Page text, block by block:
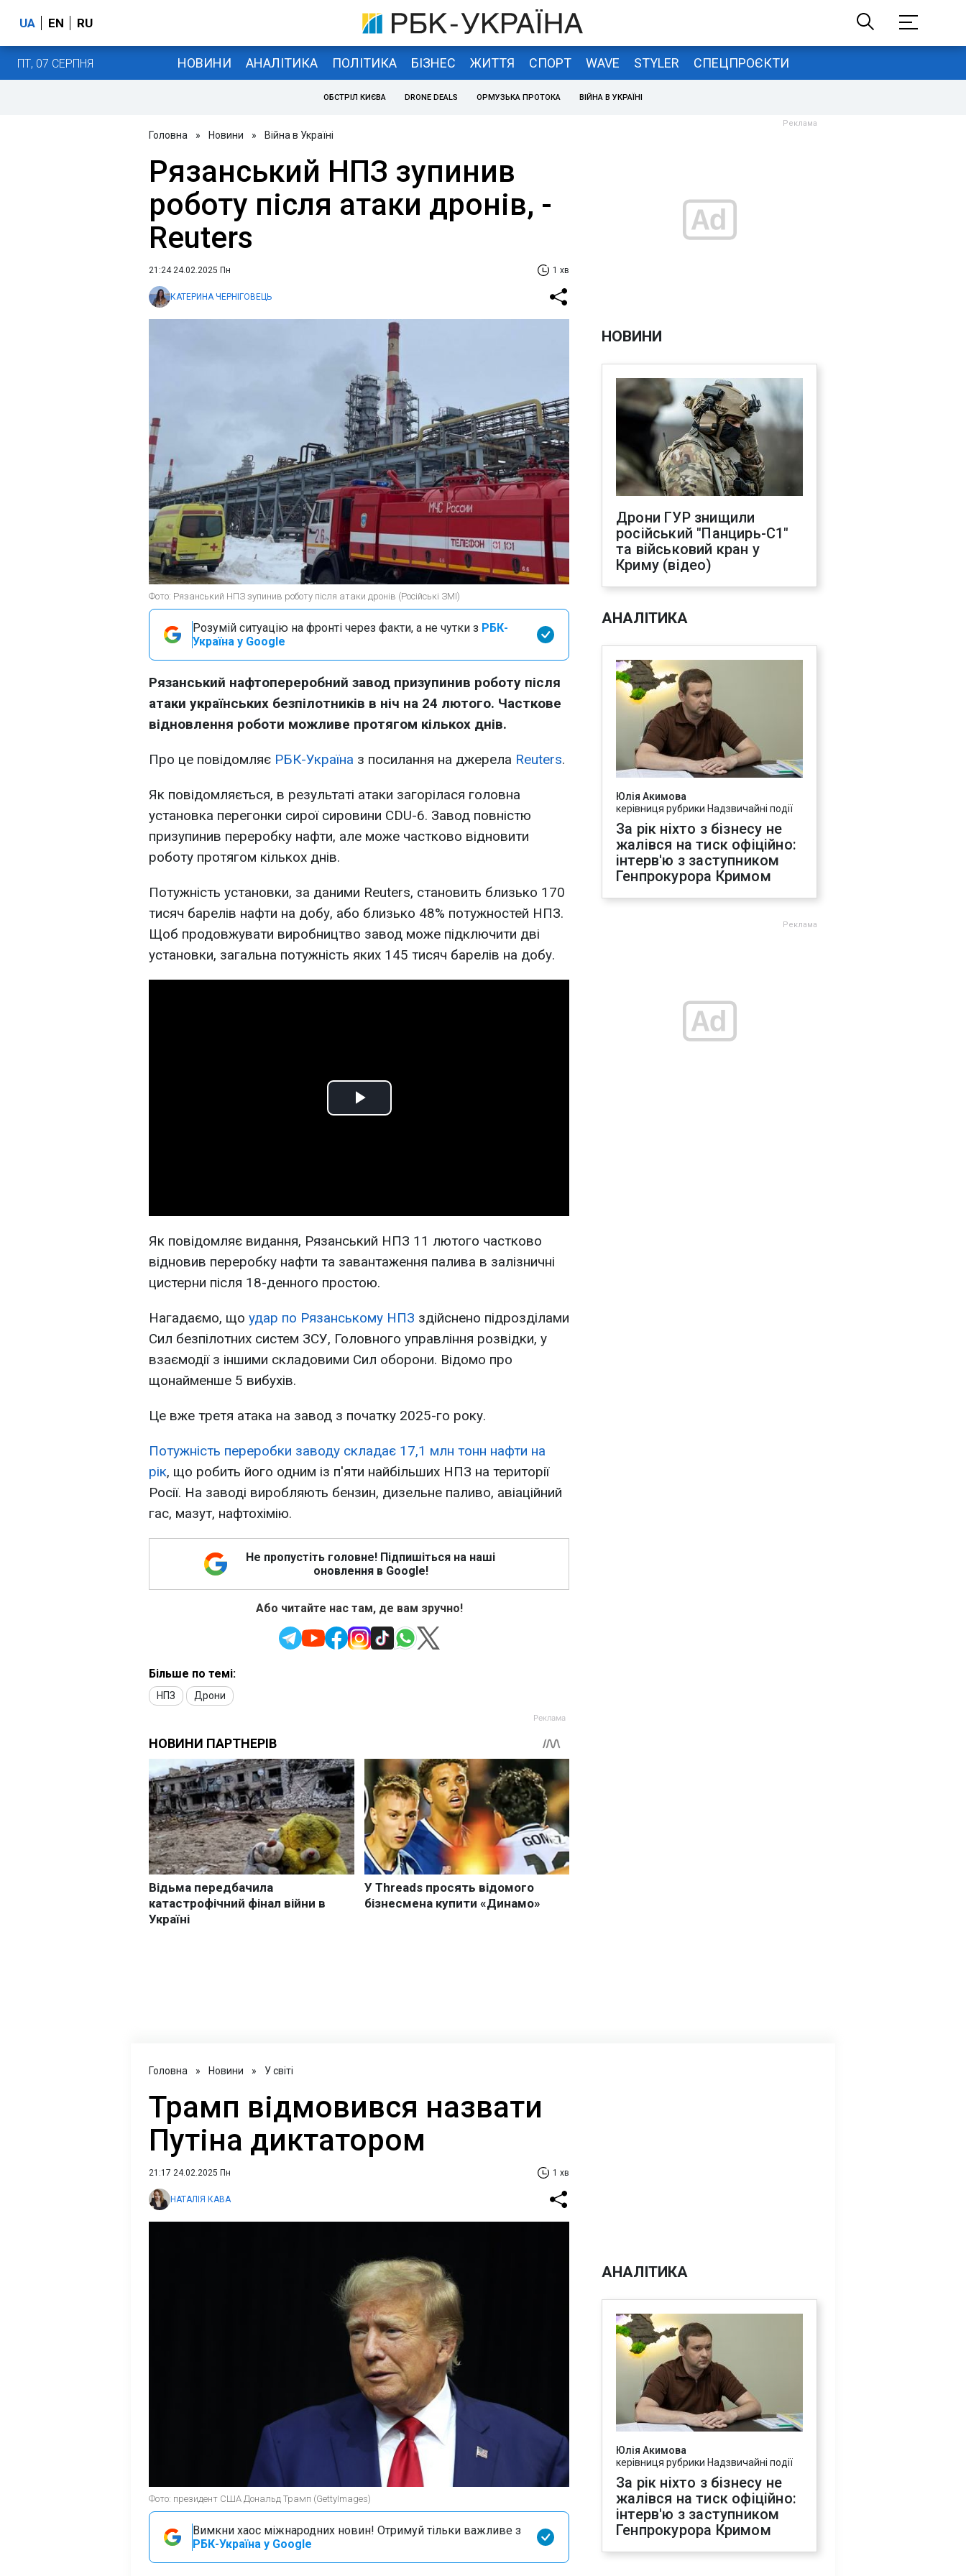
UA EN RU
ПТ, 07 СЕРПНЯ НОВИНИ АНАЛІТИКА ПОЛІТИКА БІЗНЕС ЖИТТЯ СПОРТ WAVE STYLER СПЕЦПРОЄКТИ
ОБСТРІЛ КИЄВА DRONE DEALS ОРМУЗЬКА ПРОТОКА ВІЙНА В УКРАЇНІ
Головна » Новини » Війна в Україні
Рязанський НПЗ зупинив
роботу після атаки дронів, -
Reuters
21:24 24.02.2025 Пн 1 хв
КАТЕРИНА ЧЕРНІГОВЕЦЬ
Фото: Рязанський НПЗ зупинив роботу після атаки дронів (Російські ЗМІ)
Розумій ситуацію на фронті через факти, а не чутки з РБК-
Україна у Google
Рязанський нафтопереробний завод призупинив роботу після
атаки українських безпілотників в ніч на 24 лютого. Часткове
відновлення роботи можливе протягом кількох днів.
Про це повідомляє РБК-Україна з посилання на джерела Reuters.
Як повідомляється, в результаті атаки загорілася головна
установка перегонки сирої сировини CDU-6. Завод повністю
призупинив переробку нафти, але може частково відновити
роботу протягом кількох днів.
Потужність установки, за даними Reuters, становить близько 170
тисяч барелів нафти на добу, або близько 48% потужностей НПЗ.
Щоб продовжувати виробництво завод може підключити дві
установки, загальна потужність яких 145 тисяч барелів на добу.
Play
Як повідомляє видання, Рязанський НПЗ 11 лютого частково
відновив переробку нафти та завантаження палива в залізничні
цистерни після 18-денного простою.
Нагадаємо, що удар по Рязанському НПЗ здійснено підрозділами
Сил безпілотних систем ЗСУ, Головного управління розвідки, у
взаємодії з іншими складовими Сил оборони. Відомо про
щонайменше 5 вибухів.
Це вже третя атака на завод з початку 2025-го року.
Потужність переробки заводу складає 17,1 млн тонн нафти на
рік, що робить його одним із п'яти найбільших НПЗ на території
Росії. На заводі виробляють бензин, дизельне паливо, авіаційний
гас, мазут, нафтохімію.
Не пропустіть головне! Підпишіться на наші
оновлення в Google!
Або читайте нас там, де вам зручно!
Більше по темі:
НПЗ Дрони
НОВИНИ
Дрони ГУР знищили
російський "Панцирь-С1"
та військовий кран у
Криму (відео)
АНАЛІТИКА
Юлія Акимова
керівниця рубрики Надзвичайні події
За рік ніхто з бізнесу не
жалівся на тиск офіційно:
інтерв'ю з заступником
Генпрокурора Кримом
Головна » Новини » У світі
Трамп відмовився назвати
Путіна диктатором
21:17 24.02.2025 Пн 1 хв
НАТАЛІЯ КАВА
Фото: президент США Дональд Трамп (GettyImagеs)
Вимкни хаос міжнародних новин! Отримуй тільки важливе з
РБК-Україна у Google
АНАЛІТИКА
Юлія Акимова
керівниця рубрики Надзвичайні події
За рік ніхто з бізнесу не
жалівся на тиск офіційно:
інтерв'ю з заступником
Генпрокурора Кримом